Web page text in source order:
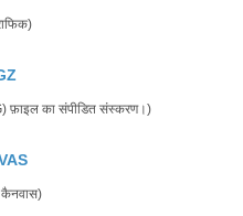
फ़ाइल का संपीडित संस्करण।)